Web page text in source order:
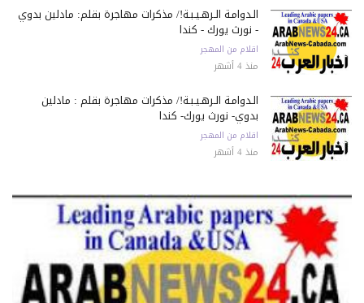
الـدوامـة الـرهـيـبـة!/ مذكرات مهاجرة بقلم: مادلين بدوي
- نورث يورك - كندا
اقلام من المهجر
منذ 4 أشهر
الـدوامـة الـرهـيـبـة!/ مذكرات مهاجرة بقلم : مادلين
بدوي- نورث يورك- كندا
اقلام من المهجر
منذ 4 أشهر